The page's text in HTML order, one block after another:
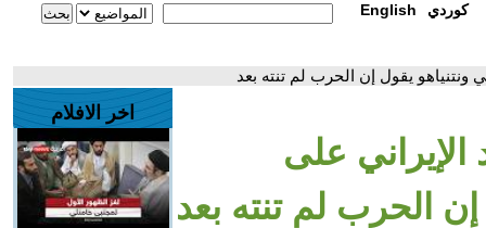
English كوردي
ونتنياهو يقول إن الحرب لم تنته بعد
على
إن الحرب لم تنته بعد
اخر الافلام